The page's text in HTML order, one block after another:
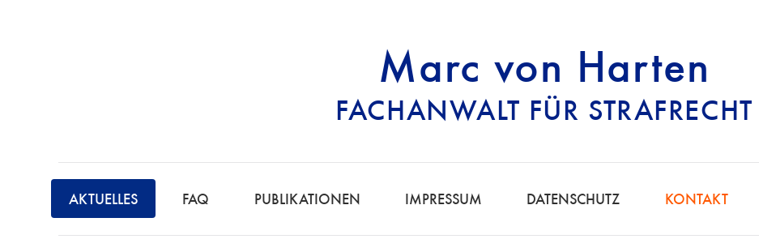
Marc von Harten
FACHANWALT FÜR STRAFRECHT
STRAFRECHT | RECHTSANWALT
F
C
H
AKTUELLES FAQ PUBLIKATIONEN IMPRESSUM DATENSCHUTZ KONTAKT